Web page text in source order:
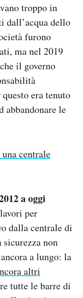
troppo in
dall’acqua dello
furono
ma nel 2019
il governo
era tenuto
abbandonare le
centrale
a oggi
per
dalla centrale di
non
a lungo: la
altri
tutte le barre di